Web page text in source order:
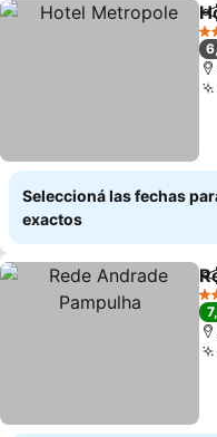
3
Seleccioná las fechas
exactos
3